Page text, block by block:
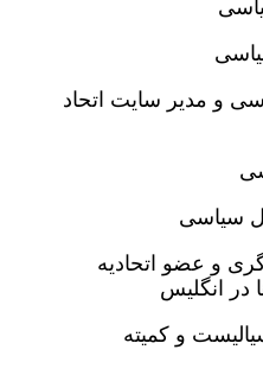
و مدیر سایت اتحاد
سیاسی
و عضو اتحادیه
در انگلیس
و کمیته